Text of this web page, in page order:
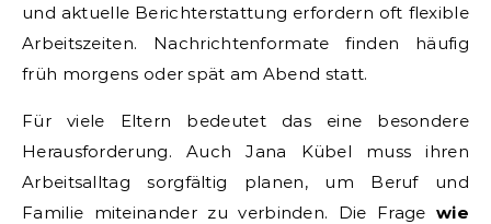
und aktuelle Berichterstattung erfordern oft flexible
Arbeitszeiten. Nachrichtenformate finden häufig
früh morgens oder spät am Abend statt.
Für viele Eltern bedeutet das eine besondere
Herausforderung. Auch Jana Kübel muss ihren
Arbeitsalltag sorgfältig planen, um Beruf und
Familie miteinander zu verbinden. Die Fragewie